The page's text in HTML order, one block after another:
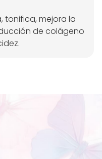
tonifica, mejora la
de colágeno